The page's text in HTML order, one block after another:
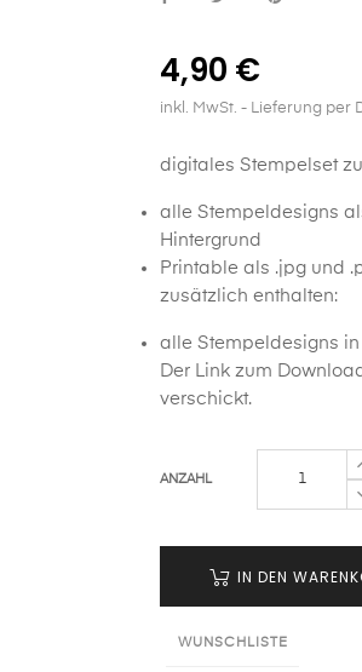
4,90 €
inkl. MwSt. - Lieferung per
digitales Stempelset
alle Stempeldesigns
Hintergrund
Printable als .jpg und
zusätzlich enthalten:
alle Stempeldesigns
Der Link zum
verschickt.
ANZAHL
IN DEN
WUNSCHLISTE